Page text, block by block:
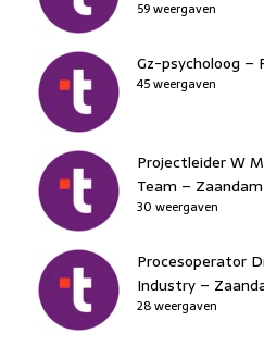
59 weergaven
Gz-psycholoog –
45 weergaven
Projectleider W
Team – Zaandam
30 weergaven
Procesoperator
Industry –
28 weergaven